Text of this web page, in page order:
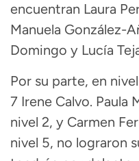
encuentran Laura
Manuela González-
Domingo y Lucía
Por su parte, en
7 Irene Calvo. Paula
nivel 2, y Carmen
nivel 5, no lograron